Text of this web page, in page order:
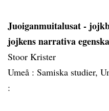
Juoiganmuitalusat -
jojkens narrativa
Stoor Krister
Umeå : Samiska studier,
: